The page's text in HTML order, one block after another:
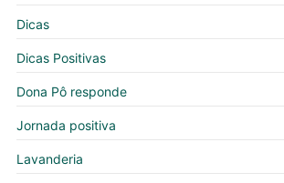
Dicas
Dicas Positivas
Dona Pô responde
Jornada positiva
Lavanderia